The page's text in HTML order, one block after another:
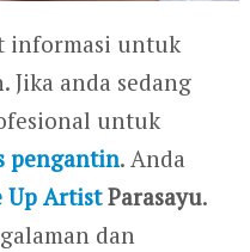
informasi untuk
Jika anda sedang
untuk
pengantin. Anda
Up ArtistParasayu.
dan